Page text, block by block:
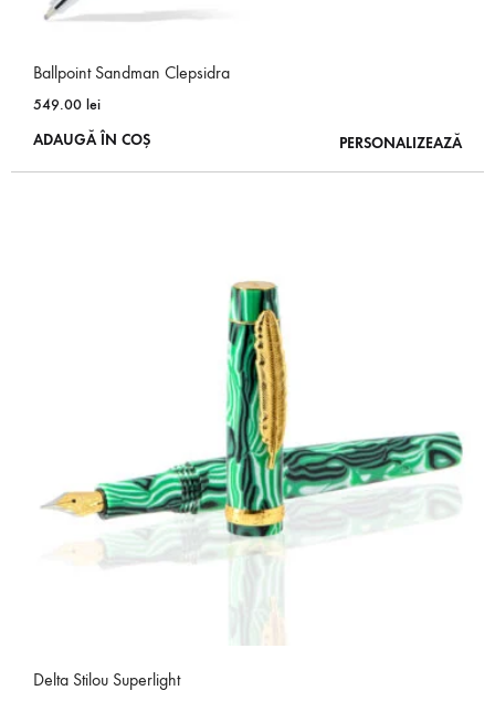
Ballpoint Sandman Clepsidra
549.00 lei
ADAUGĂ ÎN COȘ
PERSONALIZEAZĂ
Delta Stilou Superlight